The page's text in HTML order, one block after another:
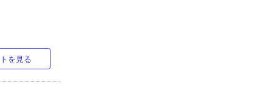
を見る